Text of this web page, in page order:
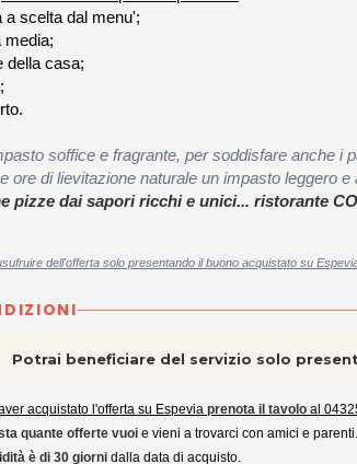
a scelta dal menu';
media;
della casa;
soffice e fragrante, per soddisfare anche i
ore di lievitazione naturale un impasto leggero e
pizze dai sapori ricchi e unici... ristorante
dell'offerta solo presentando il buono acquistato su
Potrai beneficiare del servizio solo
acquistato l'offerta su Espevia prenota il tavolo al
quante offerte vuoi e vieni a trovarci con amici e parenti.
è di 30 giorni dalla data di acquisto.